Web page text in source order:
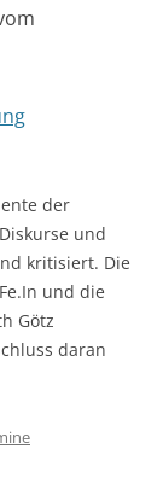
der
und
kritisiert. Die
und die
Götz
daran